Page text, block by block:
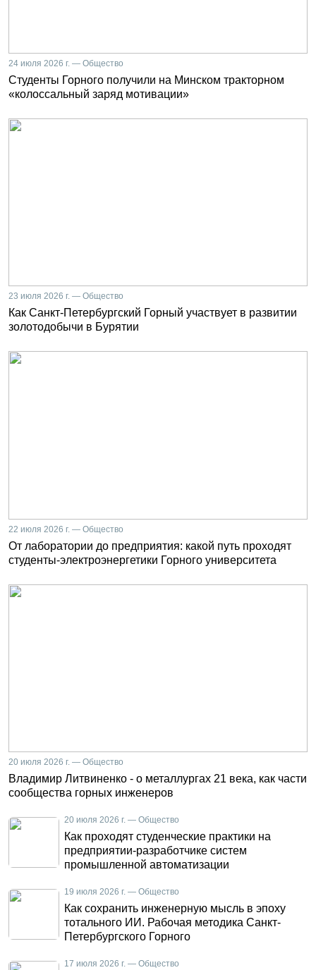
24 июля 2026 г. — Общество
Студенты Горного получили на Минском тракторном
«колоссальный заряд мотивации»
23 июля 2026 г. — Общество
Как Санкт-Петербургский Горный участвует в развитии
золотодобычи в Бурятии
22 июля 2026 г. — Общество
От лаборатории до предприятия: какой путь проходят
студенты-электроэнергетики Горного университета
20 июля 2026 г. — Общество
Владимир Литвиненко - о металлургах 21 века, как части
сообщества горных инженеров
20 июля 2026 г. — Общество
Как проходят студенческие практики на
предприятии-разработчике систем
промышленной автоматизации
19 июля 2026 г. — Общество
Как сохранить инженерную мысль в эпоху
тотального ИИ. Рабочая методика Санкт-
Петербургского Горного
17 июля 2026 г. — Общество